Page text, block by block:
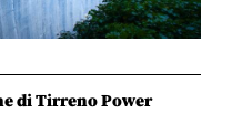
di Tirreno Power